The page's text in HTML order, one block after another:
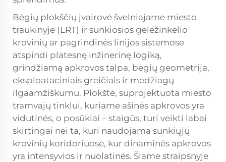
Bėgių plokščių įvairovė švelniajame miesto
traukinyje (LRT) ir sunkiosios geležinkelio
krovinių ar pagrindinės linijos sistemose
atspindi platesnę inžinerinę logiką,
grindžiamą apkrovos talpa, bėgių geometrija,
eksploataciniais greičiais ir medžiagų
ilgaamžiškumu. Plokštė, suprojektuota miesto
tramvajų tinklui, kuriame ašinės apkrovos yra
vidutinės, o posūkiai – staigūs, turi veikti labai
skirtingai nei ta, kuri naudojama sunkiųjų
krovinių koridoriuose, kur dinaminės apkrovos
yra intensyvios ir nuolatinės. Šiame straipsnyje